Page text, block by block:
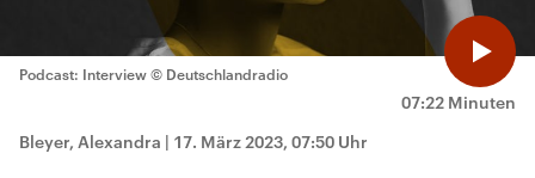
07:22 Minuten
Podcast: Interview © Deutschlandradio
Bleyer, Alexandra | 17. März 2023, 07:50 Uhr